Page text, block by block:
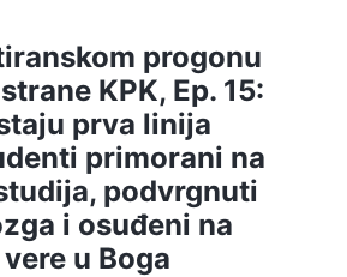
progonu
KPK, Ep. 15:
prva linija
primorani na
podvrgnuti
i osuđeni na
u Boga